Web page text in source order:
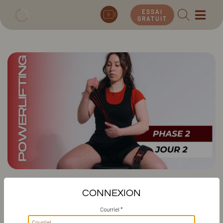
ESSAI
GRATUIT
(SEMAINE 5-8), JOUR 2 : BENCH
CONNEXION
Courriel *